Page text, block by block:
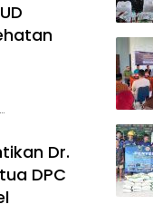
Dr.
DPC